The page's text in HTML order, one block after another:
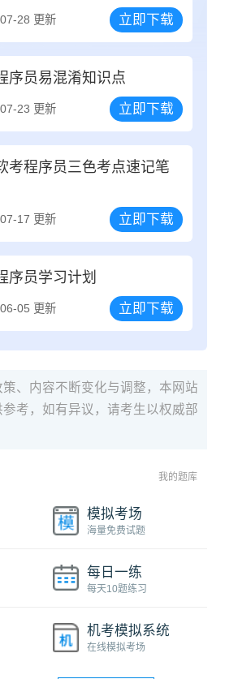
28 更新 立即下载
序员易混淆知识点
23 更新 立即下载
考程序员三色考点速记笔
17 更新 立即下载
序员学习计划
05 更新 立即下载
、内容不断变化与调整，本网站
考，如有异议，请考生以权威部
我的题库
模拟考场
海量免费试题
每日一练
每天10题练习
机考模拟系统
在线模拟考场